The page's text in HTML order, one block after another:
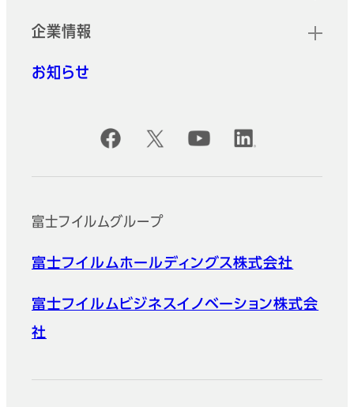
企業情報
お知らせ
公式SNSアカウント
富士フイルムグループ
富士フイルムホールディングス株式会社
富士フイルムビジネスイノベーション株式会
社